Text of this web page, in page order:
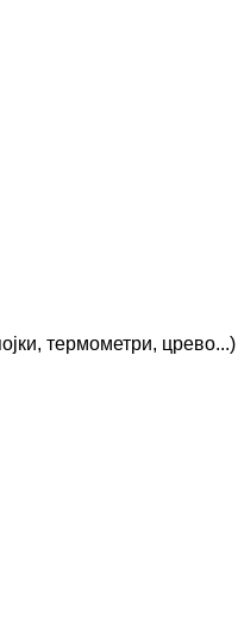
термометри, црево...)